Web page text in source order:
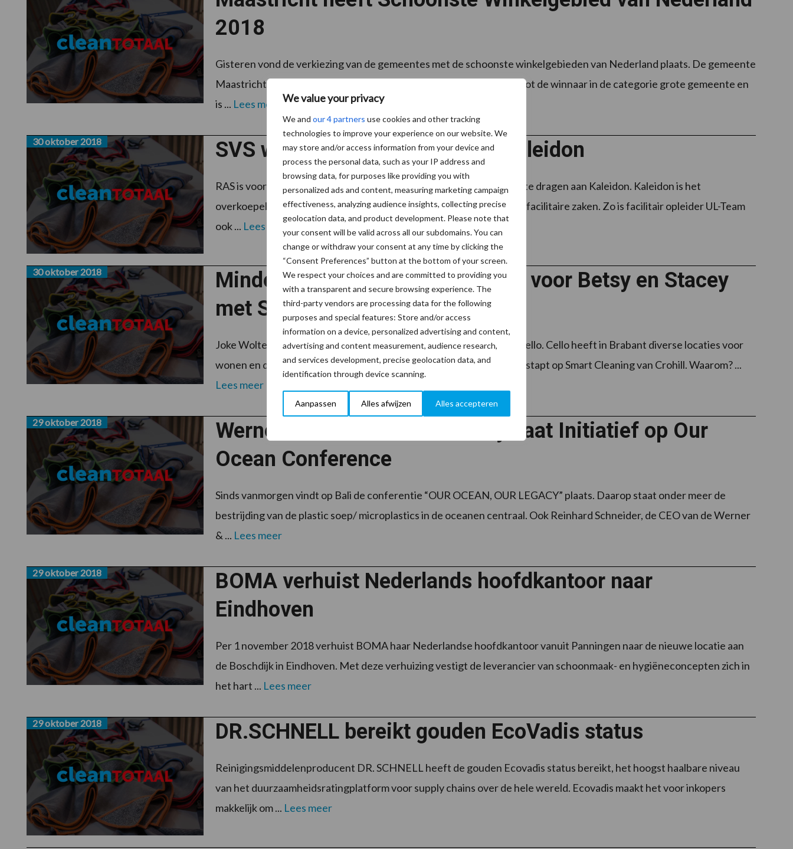
We value your privacy
We and our 4 partners use cookies and other tracking
technologies to improve your experience on our website. We
may store and/or access information from your device and
process the personal data, such as your IP address and
browsing data, for purposes like providing you with
personalized ads and content, measuring marketing campaign
effectiveness, analyzing audience insights, collecting precise
geolocation data, and product development. Please note that
your consent will be valid across all our subdomains. You can
change or withdraw your consent at any time by clicking the
“Consent Preferences” button at the bottom of your screen.
We respect your choices and are committed to providing you
with a transparent and secure browsing experience. The
third-party vendors are processing data for the following
purposes and special features: Store and/or access
information on a device, personalized advertising and content,
advertising and content measurement, audience research,
and services development, precise geolocation data, and
identification through device scanning.
Aanpassen Alles afwijzen Alles accepteren
2018
Gisteren vond de verkiezing van de gemeentes met de schoonste winkelgebieden van Nederland plaats. De gemeente
Maastricht werd door initiatiefnemer NederlandSchoon bekroond tot de winnaar in de categorie grote gemeente en
is ... Lees meer
SVS wordt overgenomen door Kaleidon
30 oktober 2018
RAS is voornemens om per 1 januari 2019 haar aandelen in SVS over te dragen aan Kaleidon. Kaleidon is het
overkoepelende orgaan voor meerdere bedrijven op het gebied van facilitaire zaken. Zo is facilitair opleider UL-Team
ook ... Lees meer
Minder belasting en meer plezier voor Betsy en Stacey
met Smart Cleaning
30 oktober 2018
Joke Wolters is hoofd facilitaire services van locatie Binckhorst bij Cello. Cello heeft in Brabant diverse locaties voor
wonen en dagbesteding. In 2017 zijn ze voor de schoonmaak overgestapt op Smart Cleaning van Crohill. Waarom? ...
Lees meer
Werner & Mertz' CEO met Recyclaat Initiatief op Our
Ocean Conference
29 oktober 2018
Sinds vanmorgen vindt op Bali de conferentie “OUR OCEAN, OUR LEGACY” plaats. Daarop staat onder meer de
bestrijding van de plastic soep/ microplastics in de oceanen centraal. Ook Reinhard Schneider, de CEO van de Werner
& ... Lees meer
BOMA verhuist Nederlands hoofdkantoor naar
Eindhoven
29 oktober 2018
Per 1 november 2018 verhuist BOMA haar Nederlandse hoofdkantoor vanuit Panningen naar de nieuwe locatie aan
de Boschdijk in Eindhoven. Met deze verhuizing vestigt de leverancier van schoonmaak- en hygiëneconcepten zich in
het hart ... Lees meer
DR.SCHNELL bereikt gouden EcoVadis status
29 oktober 2018
Reinigingsmiddelenproducent DR. SCHNELL heeft de gouden Ecovadis status bereikt, het hoogst haalbare niveau
van het duurzaamheidsratingplatform voor supply chains over de hele wereld. Ecovadis maakt het voor inkopers
makkelijk om ... Lees meer